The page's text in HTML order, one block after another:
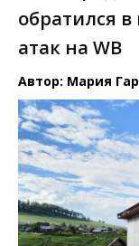
обратился в
атак на WB
Автор: Мария